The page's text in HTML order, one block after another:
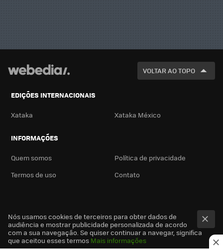
VOLTAR AO TOPO
EDIÇÕES INTERNACIONAIS
Xataka Xataka México
INFORMAÇÕES
Quem somos
Política de privacidade
Termos de uso
Contato
Nós usamos cookies de terceiros para obter dados de
audiência e mostrar publicidade personalizada de acordo
com a sua navegação. Se quiser continuar a navegar, significa
que aceitou esses termos Mais informações